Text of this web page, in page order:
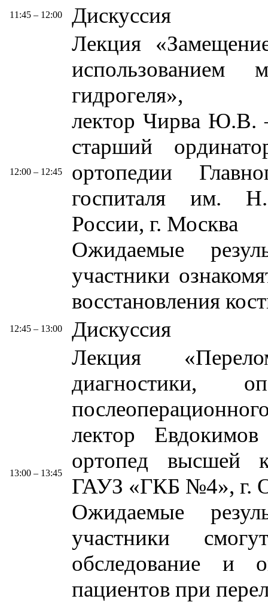
11:45 – 12:00 Дискуссия
12:00 – 12:45
Лекция
использованием
гидрогеля»,
лектор Чирва Ю.В.
старший
ортопедии
госпиталя им.
России, г. Москва
Ожидаемые
участники
восстановления
12:45 – 13:00 Дискуссия
13:00 – 13:45
Лекция
диагностики,
лектор
ортопед высшей
ГАУЗ «ГКБ №4», г.
Ожидаемые
участники
обследование и
пациентов при